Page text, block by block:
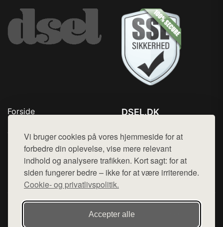
Vi bruger cookies på vores hjemmeside for at
forbedre din oplevelse, vise mere relevant
indhold og analysere trafikken. Kort sagt: for at
siden fungerer bedre – ikke for at være irriterende.
Cookie- og privatlivspolitik.
Accepter alle
Forside
Top Rabatter
Blog
Kontakt
DSEL.DK
Mail: hej@want.dk
Cookie- og privatlivspolitik
Denne side er en del af want.dk, der udgiver en række
hjemmesider med præsentation af forskellige produkter fra